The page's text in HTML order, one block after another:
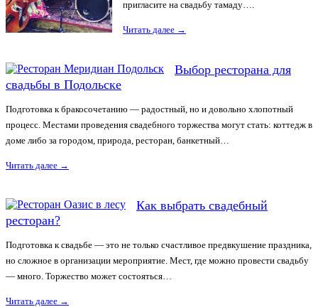
пригласите на свадьбу тамаду….
Читать далее →
Выбор ресторана для
свадьбы в Подольске
Подготовка к бракосочетанию — радостный, но и довольно хлопотный
процесс. Местами проведения свадебного торжества могут стать: коттедж в
доме либо за городом, природа, ресторан, банкетный…
Читать далее →
Как выбрать свадебный
ресторан?
Подготовка к свадьбе — это не только счастливое предвкушение праздника,
но сложное в организации мероприятие. Мест, где можно провести свадьбу
— много. Торжество может состояться…
Читать далее →